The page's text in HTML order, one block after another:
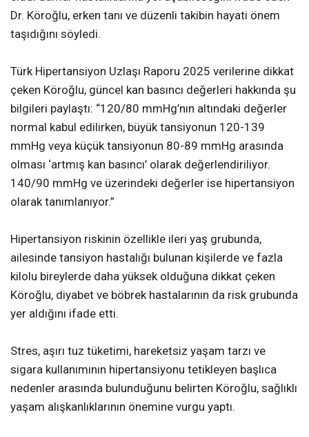
Dr. Köroğlu, erken tanı ve düzenli takibin hayati önem
taşıdığını söyledi.
Türk Hipertansiyon Uzlaşı Raporu 2025 verilerine dikkat
çeken Köroğlu, güncel kan basıncı değerleri hakkında şu
bilgileri paylaştı: “120/80 mmHg’nın altındaki değerler
normal kabul edilirken, büyük tansiyonun 120-139
mmHg veya küçük tansiyonun 80-89 mmHg arasında
olması ‘artmış kan basıncı’ olarak değerlendiriliyor.
140/90 mmHg ve üzerindeki değerler ise hipertansiyon
olarak tanımlanıyor.”
Hipertansiyon riskinin özellikle ileri yaş grubunda,
ailesinde tansiyon hastalığı bulunan kişilerde ve fazla
kilolu bireylerde daha yüksek olduğuna dikkat çeken
Köroğlu, diyabet ve böbrek hastalarının da risk grubunda
yer aldığını ifade etti.
Stres, aşırı tuz tüketimi, hareketsiz yaşam tarzı ve
sigara kullanımının hipertansiyonu tetikleyen başlıca
nedenler arasında bulunduğunu belirten Köroğlu, sağlıklı
yaşam alışkanlıklarının önemine vurgu yaptı.